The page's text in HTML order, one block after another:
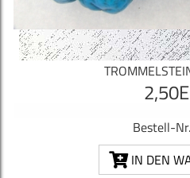
Bestell-
IN DEN